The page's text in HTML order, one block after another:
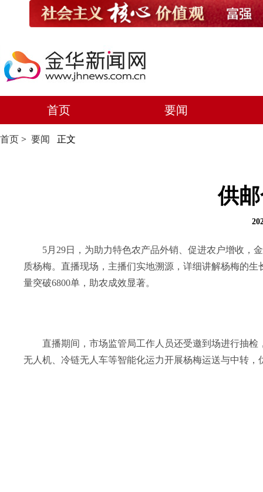
首页 要闻
首页 > 要闻 正文
供
5月29日，为助力特色农产品外销、促进农户增收，
质杨梅。直播现场，主播们实地溯源，详细讲解杨梅的
量突破6800单，助农成效显著。
直播期间，市场监管局工作人员还受邀到场进行抽
无人机、冷链无人车等智能化运力开展杨梅运送与中转